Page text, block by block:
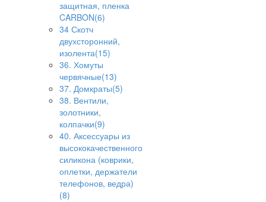
защитная, пленка
CARBON(6)
34 Скотч
двухсторонний,
изолента(15)
36. Хомуты
червячные(13)
37. Домкраты(5)
38. Вентили,
золотники,
колпачки(9)
40. Аксессуары из
высококачественного
силикона (коврики,
оплетки, держатели
телефонов, ведра)
(8)